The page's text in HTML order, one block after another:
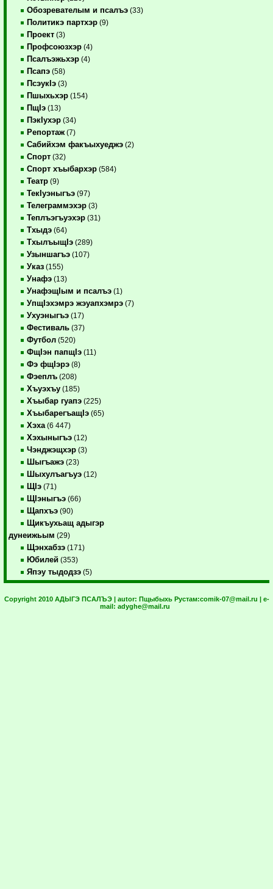
Обозревателым и псалъэ (33)
Политикэ партхэр (9)
Проект (3)
Профсоюзхэр (4)
Псалъэжьхэр (4)
Псапэ (58)
ПсэукIэ (3)
Пшыхьхэр (154)
ПщIэ (13)
ПэкIухэр (34)
Репортаж (7)
Сабийхэм факъыхуеджэ (2)
Спорт (32)
Спорт хъыбархэр (584)
Театр (9)
ТекIуэныгъэ (97)
Телеграммэхэр (3)
Теплъэгъуэхэр (31)
Тхыдэ (64)
ТхылъыщIэ (289)
Узыншагъэ (107)
Указ (155)
Унафэ (13)
УнафэщIым и псалъэ (1)
УпщIэхэмрэ жэуапхэмрэ (7)
Ухуэныгъэ (17)
Фестиваль (37)
Футбол (520)
ФщIэн папщIэ (11)
Фэ фщIэрэ (8)
Фэеплъ (208)
Хъуэхъу (185)
Хъыбар гуапэ (225)
ХъыбарегъащIэ (65)
Хэха (6 447)
Хэхыныгъэ (12)
Чэнджэщхэр (3)
Шыгъажэ (23)
Шыхулъагъуэ (12)
ЩIэ (71)
ЩIэныгъэ (66)
Щапхъэ (90)
Щикъухьащ адыгэр
дунеижьым (29)
Щэнхабзэ (171)
Юбилей (353)
Япэу тыдодзэ (5)
Copyright 2010 АДЫГЭ ПСАЛЪЭ | autor: Пщыбыхь Рустам:comik-07@mail.ru | e-
mail: adyghe@mail.ru